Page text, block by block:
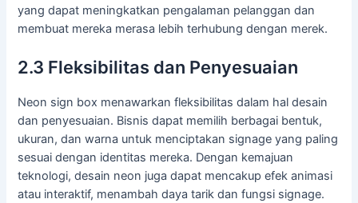
yang dapat meningkatkan pengalaman pelanggan dan
membuat mereka merasa lebih terhubung dengan merek.
2.3 Fleksibilitas dan Penyesuaian
Neon sign box menawarkan fleksibilitas dalam hal desain
dan penyesuaian. Bisnis dapat memilih berbagai bentuk,
ukuran, dan warna untuk menciptakan signage yang paling
sesuai dengan identitas mereka. Dengan kemajuan
teknologi, desain neon juga dapat mencakup efek animasi
atau interaktif, menambah daya tarik dan fungsi signage.